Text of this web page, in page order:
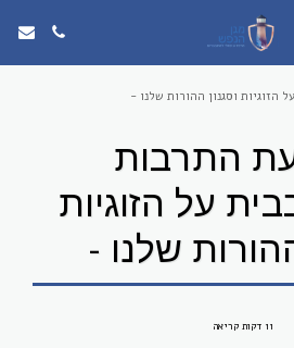
הזוגיות וסגנון ההורות שלנו -
התרבות
על הזוגיות
שלנו -
11 דקות קריאה